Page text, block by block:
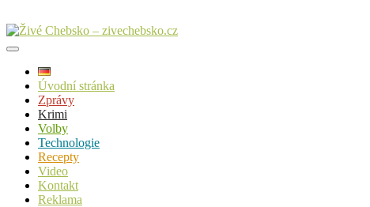
Úvodní stránka
Zprávy
Krimi
Volby
Technologie
Recepty
Video
Kontakt
Reklama